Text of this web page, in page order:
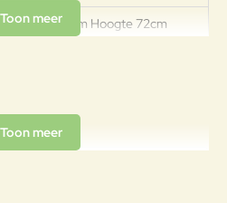
Breedte 364cm Hoogte 72cm